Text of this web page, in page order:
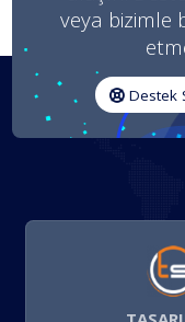
veya bizimle
Destek